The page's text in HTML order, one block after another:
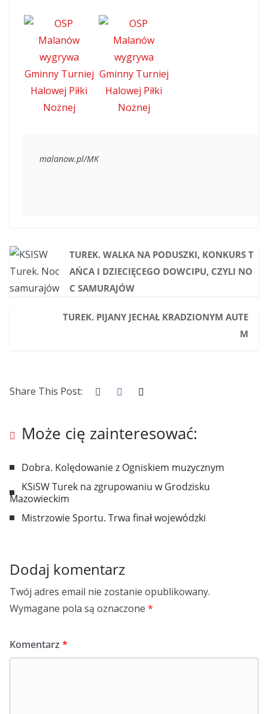
malanow.pl/MK
TUREK. WALKA NA PODUSZKI, KONKURS T
AŃCA I DZIECIĘCEGO DOWCIPU, CZYLI NO
C SAMURAJÓW
TUREK. PIJANY JECHAŁ KRADZIONYM AUTE
M
Share This Post:
Może cię zainteresować:
Dobra. Kolędowanie z Ogniskiem muzycznym
KSiSW Turek na zgrupowaniu w Grodzisku
Mazowieckim
Mistrzowie Sportu. Trwa finał wojewódzki
Dodaj komentarz
Twój adres email nie zostanie opublikowany.
Wymagane pola są oznaczone *
Komentarz *